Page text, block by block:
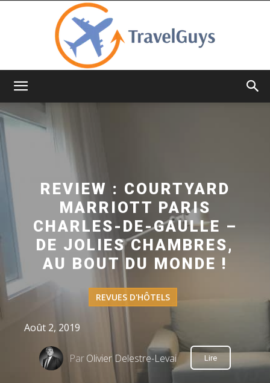
REVIEW : COURTYARD
MARRIOTT PARIS
CHARLES-DE-GAULLE –
DE JOLIES CHAMBRES,
AU BOUT DU MONDE !
REVUES D'HÔTELS
Août 2, 2019
ParOlivier Delestre-Levai Lire